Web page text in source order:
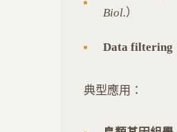
Biol.）
Data filtering
典型應用：